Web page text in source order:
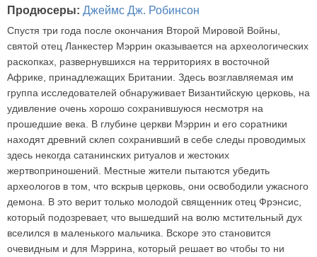
Продюсеры: Джеймс Дж. Робинсон
Спустя три года после окончания Второй Мировой Войны,
святой отец Ланкестер Мэррин оказывается на археологических
раскопках, развернувшихся на территориях в восточной
Африке, принадлежащих Британии. Здесь возглавляемая им
группа исследователей обнаруживает Византийскую церковь, на
удивление очень хорошо сохранившуюся несмотря на
прошедшие века. В глубине церкви Мэррин и его соратники
находят древний склеп сохранивший в себе следы проводимых
здесь некогда сатанинских ритуалов и жестоких
жертвоприношений. Местные жители пытаются убедить
археологов в том, что вскрыв церковь, они освободили ужасного
демона. В это верит только молодой священник отец Фрэнсис,
который подозревает, что вышедший на волю мстительный дух
вселился в маленького мальчика. Вскоре это становится
очевидным и для Мэррина, который решает во чтобы то ни